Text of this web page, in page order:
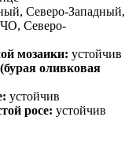
Северо-Западный,
Северо-
мозаики: устойчив
оливковая
устойчив
росе: устойчив